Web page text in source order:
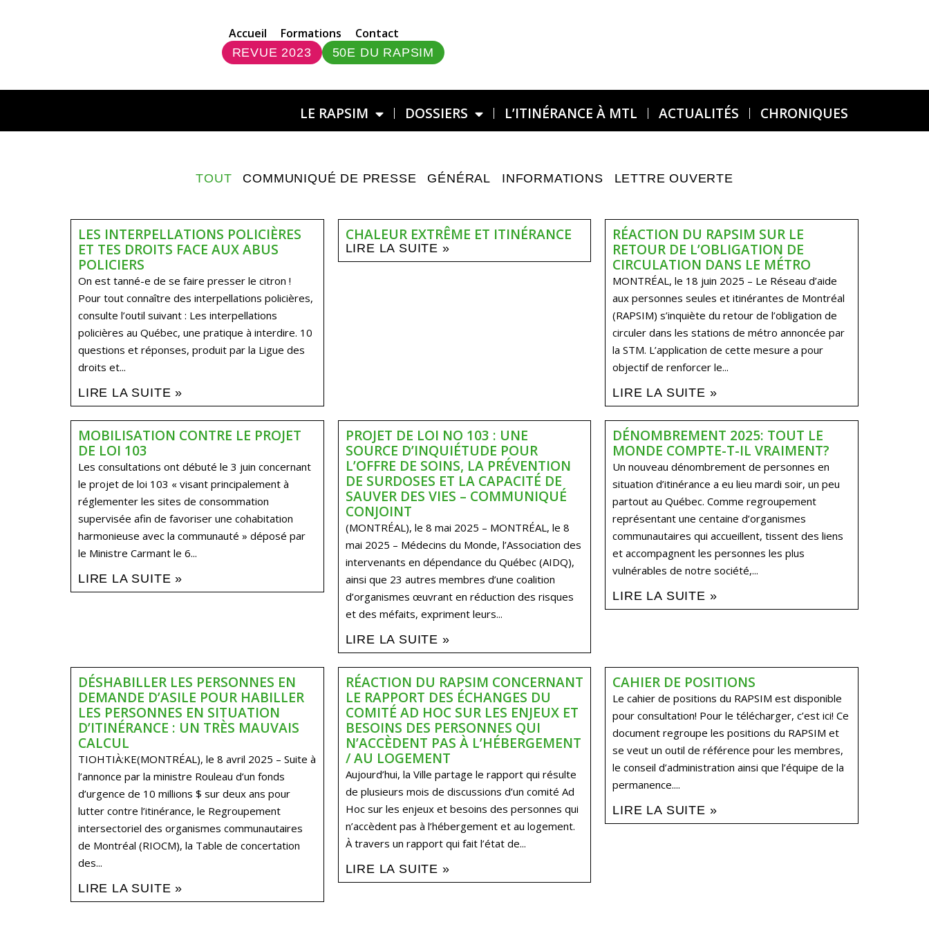
Accueil Formations Contact
REVUE 2023 50E DU RAPSIM
LE RAPSIM DOSSIERS L’ITINÉRANCE À MTL ACTUALITÉS CHRONIQUES
COMMUNIQUÉ DE PRESSE GÉNÉRAL INFORMATIONS LETTRE OUVERTE
TOUT
LES INTERPELLATIONS POLICIÈRES
ET TES DROITS FACE AUX ABUS
POLICIERS
On est tanné-e de se faire presser le citron !
Pour tout connaître des interpellations policières,
consulte l’outil suivant : Les interpellations
policières au Québec, une pratique à interdire. 10
questions et réponses, produit par la Ligue des
droits et...
LIRE LA SUITE »
CHALEUR EXTRÊME ET ITINÉRANCE
LIRE LA SUITE »
RÉACTION DU RAPSIM SUR LE
RETOUR DE L’OBLIGATION DE
CIRCULATION DANS LE MÉTRO
MONTRÉAL, le 18 juin 2025 – Le Réseau d’aide
aux personnes seules et itinérantes de Montréal
(RAPSIM) s’inquiète du retour de l’obligation de
circuler dans les stations de métro annoncée par
la STM. L’application de cette mesure a pour
objectif de renforcer le...
LIRE LA SUITE »
MOBILISATION CONTRE LE PROJET
DE LOI 103
Les consultations ont débuté le 3 juin concernant
le projet de loi 103 « visant principalement à
réglementer les sites de consommation
supervisée afin de favoriser une cohabitation
harmonieuse avec la communauté » déposé par
le Ministre Carmant le 6...
LIRE LA SUITE »
PROJET DE LOI NO 103 : UNE
SOURCE D’INQUIÉTUDE POUR
L’OFFRE DE SOINS, LA PRÉVENTION
DE SURDOSES ET LA CAPACITÉ DE
SAUVER DES VIES – COMMUNIQUÉ
CONJOINT
(MONTRÉAL), le 8 mai 2025 – MONTRÉAL, le 8
mai 2025 – Médecins du Monde, l’Association des
intervenants en dépendance du Québec (AIDQ),
ainsi que 23 autres membres d’une coalition
d’organismes œuvrant en réduction des risques
et des méfaits, expriment leurs...
LIRE LA SUITE »
DÉNOMBREMENT 2025: TOUT LE
MONDE COMPTE-T-IL VRAIMENT?
Un nouveau dénombrement de personnes en
situation d’itinérance a eu lieu mardi soir, un peu
partout au Québec. Comme regroupement
représentant une centaine d’organismes
communautaires qui accueillent, tissent des liens
et accompagnent les personnes les plus
vulnérables de notre société,...
LIRE LA SUITE »
DÉSHABILLER LES PERSONNES EN
DEMANDE D’ASILE POUR HABILLER
LES PERSONNES EN SITUATION
D’ITINÉRANCE : UN TRÈS MAUVAIS
CALCUL
TIOHTIÀ:KE(MONTRÉAL), le 8 avril 2025 – Suite à
l’annonce par la ministre Rouleau d’un fonds
d’urgence de 10 millions $ sur deux ans pour
lutter contre l’itinérance, le Regroupement
intersectoriel des organismes communautaires
de Montréal (RIOCM), la Table de concertation
des...
LIRE LA SUITE »
RÉACTION DU RAPSIM CONCERNANT
LE RAPPORT DES ÉCHANGES DU
COMITÉ AD HOC SUR LES ENJEUX ET
BESOINS DES PERSONNES QUI
N’ACCÈDENT PAS À L’HÉBERGEMENT
/ AU LOGEMENT
Aujourd’hui, la Ville partage le rapport qui résulte
de plusieurs mois de discussions d’un comité Ad
Hoc sur les enjeux et besoins des personnes qui
n’accèdent pas à l’hébergement et au logement.
À travers un rapport qui fait l’état de...
LIRE LA SUITE »
CAHIER DE POSITIONS
Le cahier de positions du RAPSIM est disponible
pour consultation! Pour le télécharger, c’est ici! Ce
document regroupe les positions du RAPSIM et
se veut un outil de référence pour les membres,
le conseil d’administration ainsi que l’équipe de la
permanence....
LIRE LA SUITE »